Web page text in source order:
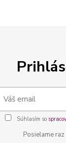
Súhlasím so
Posielame